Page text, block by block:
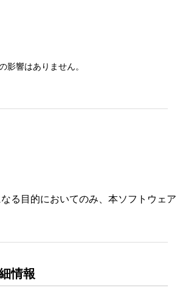
る目的においてのみ、本ソフトウェ
情報